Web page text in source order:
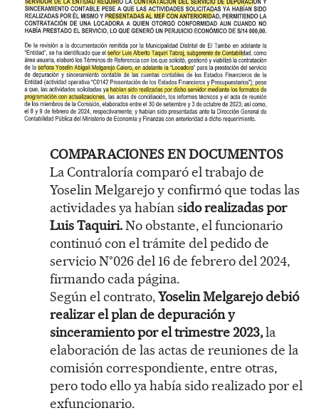
COMPARACIONES EN DOCUMENTOS
La Contraloría comparó el trabajo de
Yoselin Melgarejo y confirmó que todas las
actividades ya habían sido realizadas por
Luis Taquiri.No obstante, el funcionario
continuó con el trámite del pedido de
servicio N°026 del 16 de febrero del 2024,
firmando cada página.
Según el contrato,Yoselin Melgarejo debió
realizar el plan de depuración y
sinceramiento por el trimestre 2023,la
elaboración de las actas de reuniones de la
comisión correspondiente, entre otras,
pero todo ello ya había sido realizado por el
exfuncionario.